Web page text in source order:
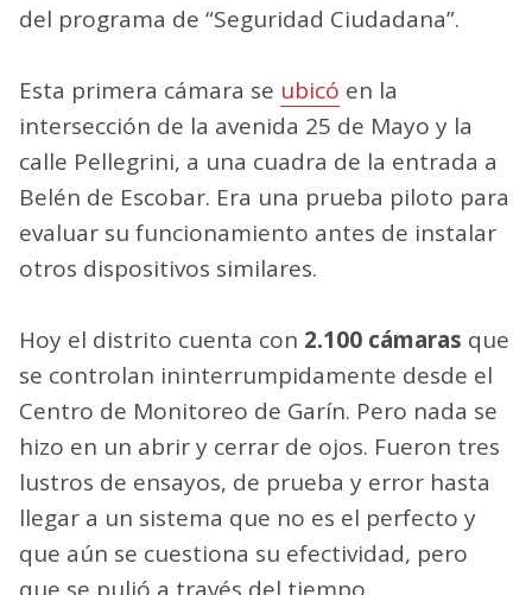
del programa de “Seguridad Ciudadana”.
Esta primera cámara se ubicó en la
intersección de la avenida 25 de Mayo y la
calle Pellegrini, a una cuadra de la entrada a
Belén de Escobar. Era una prueba piloto para
evaluar su funcionamiento antes de instalar
otros dispositivos similares.
Hoy el distrito cuenta con 2.100 cámaras que
se controlan ininterrumpidamente desde el
Centro de Monitoreo de Garín. Pero nada se
hizo en un abrir y cerrar de ojos. Fueron tres
lustros de ensayos, de prueba y error hasta
llegar a un sistema que no es el perfecto y
que aún se cuestiona su efectividad, pero
que se pulió a través del tiempo.